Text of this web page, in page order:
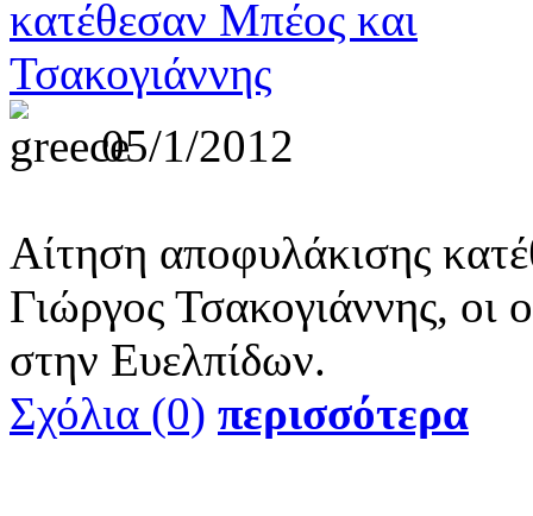
05/1/2012
Αίτηση αποφυλάκισης
Γιώργος Τσακογιάννης, οι
στην Ευελπίδων.
Σχόλια (0) περισσότερα